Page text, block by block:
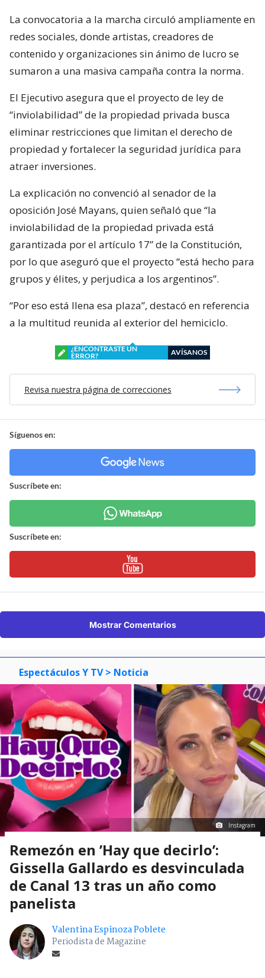
La convocatoria a la marcha circuló ampliamente en
redes sociales, donde artistas, creadores de
contenido y organizaciones sin ánimo de lucro se
sumaron a una masiva campaña contra la norma.
El Ejecutivo asegura que el proyecto de ley de
“inviolabilidad” de la propiedad privada busca
eliminar restricciones que limitan el derecho de
propiedad y fortalecer la seguridad jurídica para
atraer inversiones.
La explicación no convenció al senador de la
oposición José Mayans, quien señaló que “la
inviolabilidad de la propiedad privada está
garantizada por el artículo 17” de la Constitución,
por lo que aseguró que el proyecto “está hecho para
grupos y élites, y perjudica a los argentinos”.
“Por eso está llena esa plaza”, destacó en referencia
a la multitud reunida al exterior del hemiciclo.
¿ENCONTRASTE UN
ERROR?
AVÍSANOS
Revisa nuestra página de correcciones
Síguenos en:
Suscríbete en:
Suscríbete en:
Mostrar Comentarios
Espectáculos Y TV > Noticia
Instagram
Remezón en ’Hay que decirlo’:
Gissella Gallardo es desvinculada
de Canal 13 tras un año como
panelista
Valentina Espinoza Poblete
Periodista de Magazine